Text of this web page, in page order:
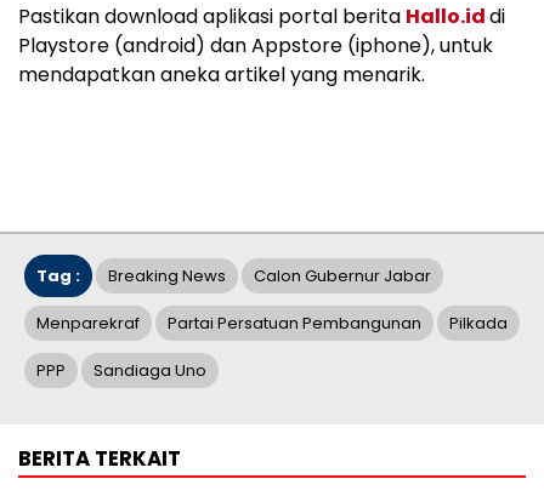
Pastikan download aplikasi portal berita Hallo.iddi
Playstore (android) dan Appstore (iphone), untuk
mendapatkan aneka artikel yang menarik.
Tag : Breaking News Calon Gubernur Jabar
Menparekraf Partai Persatuan Pembangunan Pilkada
PPP Sandiaga Uno
BERITA TERKAIT